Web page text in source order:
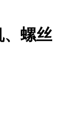
、螺丝